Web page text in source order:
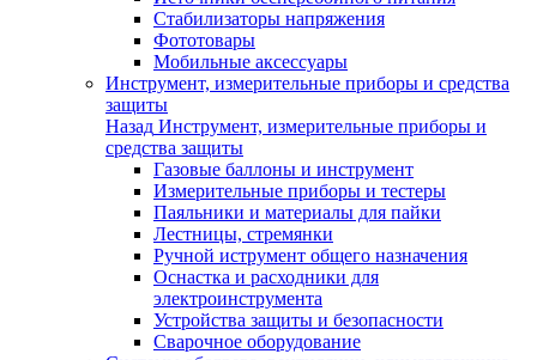
Стабилизаторы напряжения
Фототовары
Мобильные аксессуары
Инструмент, измерительные приборы и средства
защиты
Назад Инструмент, измерительные приборы и
средства защиты
Газовые баллоны и инструмент
Измерительные приборы и тестеры
Паяльники и материалы для пайки
Лестницы, стремянки
Ручной иструмент общего назначения
Оснастка и расходники для
электроинструмента
Устройства защиты и безопасности
Сварочное оборудование